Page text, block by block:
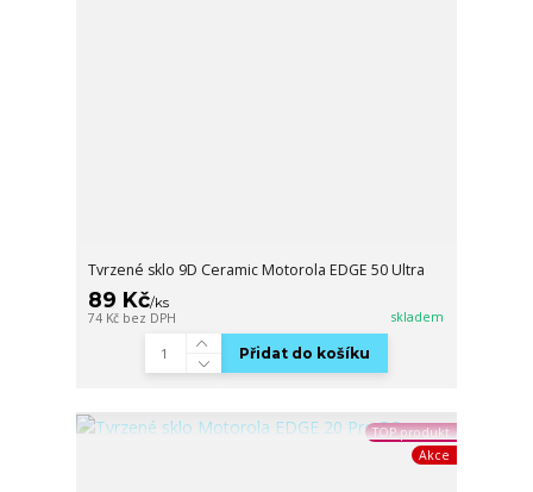
Tvrzené sklo 9D Ceramic Motorola EDGE 50 Ultra
89 Kč/ks
74 Kč bez DPH skladem
Přidat do košíku
TOP produkt
Akce